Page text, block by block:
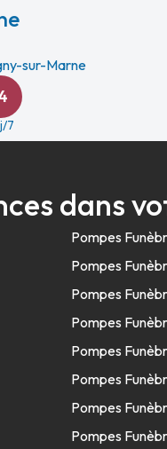
sur-Marne
7
dans
Pompes
Pompes
Pompes
Pompes
Pompes
Pompes
Pompes
Pompes